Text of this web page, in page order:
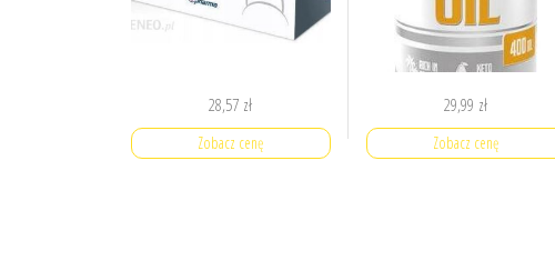
28,57 zł
Zobacz cenę
29,99 zł
Zobacz cenę